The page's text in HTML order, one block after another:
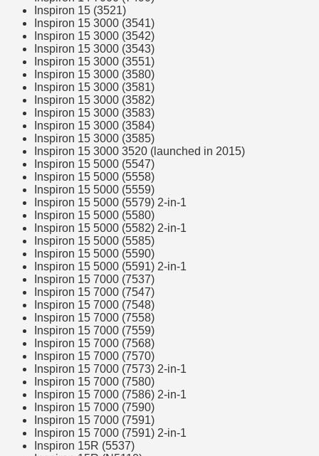
Inspiron 15 (3521)
Inspiron 15 3000 (3541)
Inspiron 15 3000 (3542)
Inspiron 15 3000 (3543)
Inspiron 15 3000 (3551)
Inspiron 15 3000 (3580)
Inspiron 15 3000 (3581)
Inspiron 15 3000 (3582)
Inspiron 15 3000 (3583)
Inspiron 15 3000 (3584)
Inspiron 15 3000 (3585)
Inspiron 15 3000 3520 (launched in 2015)
Inspiron 15 5000 (5547)
Inspiron 15 5000 (5558)
Inspiron 15 5000 (5559)
Inspiron 15 5000 (5579) 2-in-1
Inspiron 15 5000 (5580)
Inspiron 15 5000 (5582) 2-in-1
Inspiron 15 5000 (5585)
Inspiron 15 5000 (5590)
Inspiron 15 5000 (5591) 2-in-1
Inspiron 15 7000 (7537)
Inspiron 15 7000 (7547)
Inspiron 15 7000 (7548)
Inspiron 15 7000 (7558)
Inspiron 15 7000 (7559)
Inspiron 15 7000 (7568)
Inspiron 15 7000 (7570)
Inspiron 15 7000 (7573) 2-in-1
Inspiron 15 7000 (7580)
Inspiron 15 7000 (7586) 2-in-1
Inspiron 15 7000 (7590)
Inspiron 15 7000 (7591)
Inspiron 15 7000 (7591) 2-in-1
Inspiron 15R (5537)